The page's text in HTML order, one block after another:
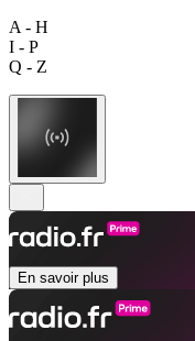
A - H
I - P
Q - Z
En savoir plus